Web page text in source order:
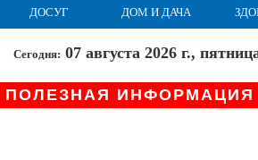
ДОСУГ ДОМ И ДАЧА
Сегодня: 07 августа 2026 г.,
ПОЛЕЗНАЯ ИНФОРМАЦИЯ